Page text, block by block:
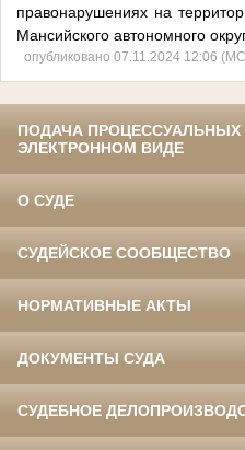
правонарушениях на
Мансийского автономного
опубликовано 07.11.2024 12:06
ПОДАЧА
ЭЛЕКТРОННОМ ВИДЕ
О СУДЕ
СУДЕЙСКОЕ СООБЩЕСТВО
НОРМАТИВНЫЕ АКТЫ
ДОКУМЕНТЫ СУДА
СУДЕБНОЕ